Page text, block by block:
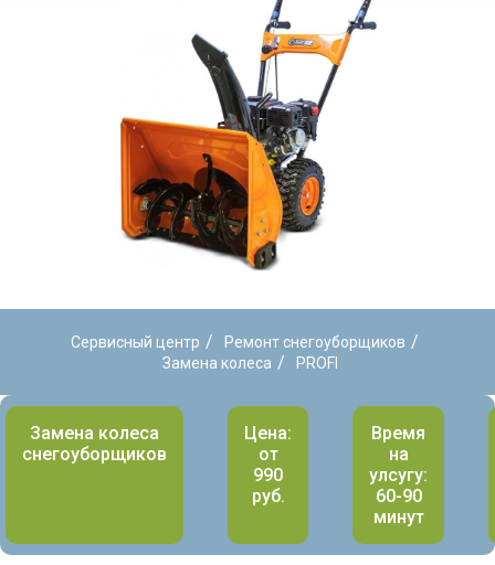
Сервисный центр / Ремонт снегоуборщиков /
Замена колеса / PROFI
Замена колеса
снегоуборщиков
Цена:
от
990
руб.
Время
на
улсугу:
60-90
минут